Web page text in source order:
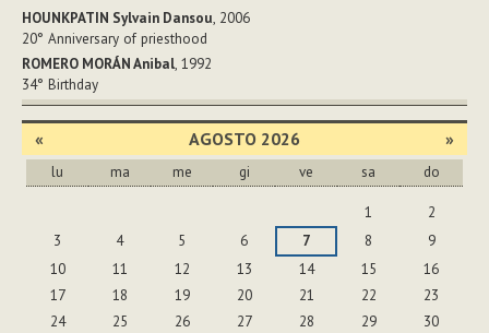
HOUNKPATIN Sylvain Dansou, 2006
20° Anniversary of priesthood
ROMERO MORÁN Anibal, 1992
34° Birthday
« AGOSTO 2026 »
lu ma me gi ve sa do
1
2
3
4 5 6 7 8
9
10
11 12 13 14 15
16
17
18 19 20 21 22
23
24
25 26 27 28 29
30